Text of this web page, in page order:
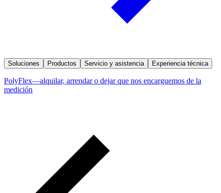
Soluciones Productos Servicio y asistencia Experiencia técnica
PolyFlex—alquilar, arrendar o dejar que nos encarguemos de la
medición